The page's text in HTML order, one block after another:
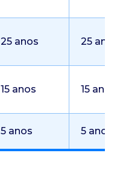
25 anos 25 anos
15 anos 15 anos
5 anos 5 anos